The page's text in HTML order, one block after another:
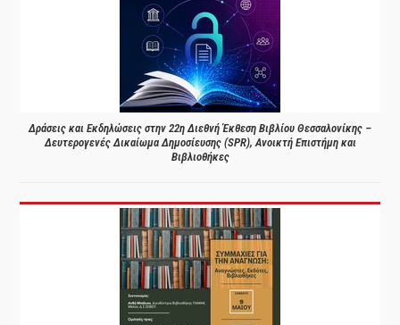
Δράσεις και Εκδηλώσεις στην 22η Διεθνή Έκθεση Βιβλίου Θεσσαλονίκης –
Δευτερογενές Δικαίωμα Δημοσίευσης (SPR), Ανοικτή Επιστήμη και
Βιβλιοθήκες